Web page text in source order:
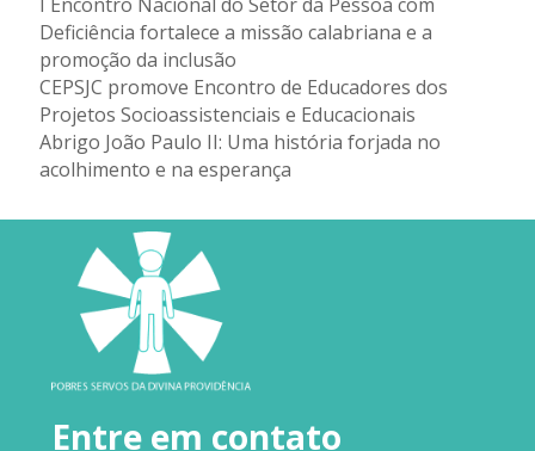
Deficiência fortalece a missão calabriana e a
promoção da inclusão
CEPSJC promove Encontro de Educadores dos
Projetos Socioassistenciais e Educacionais
Abrigo João Paulo II: Uma história forjada no
acolhimento e na esperança
Entre em contato